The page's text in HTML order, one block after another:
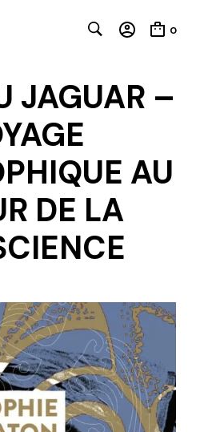
0
JAGUAR –
AU
DE LA